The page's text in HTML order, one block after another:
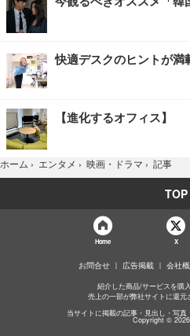
快適デスクのヒントが
【進化するオフィス】
ホーム › エンタメ › 映画・ドラマ › 記事
TOP
Home X
お問合せ 広告掲載 会社
紹介した商品/サービスを購
売上の一部が弊社サイトに還元
当サイトに掲載の記事・見出し・写真
Copyright ©